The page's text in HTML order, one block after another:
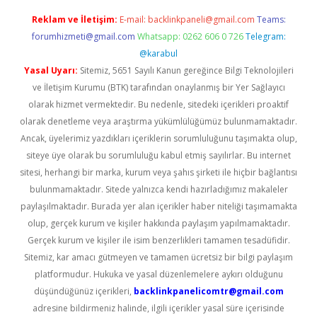
Reklam ve İletişim: E-mail: backlinkpaneli@gmail.com Teams:
forumhizmeti@gmail.com Whatsapp: 0262 606 0 726 Telegram:
@karabul
Yasal Uyarı: Sitemiz, 5651 Sayılı Kanun gereğince Bilgi Teknolojileri
ve İletişim Kurumu (BTK) tarafından onaylanmış bir Yer Sağlayıcı
olarak hizmet vermektedir. Bu nedenle, sitedeki içerikleri proaktif
olarak denetleme veya araştırma yükümlülüğümüz bulunmamaktadır.
Ancak, üyelerimiz yazdıkları içeriklerin sorumluluğunu taşımakta olup,
siteye üye olarak bu sorumluluğu kabul etmiş sayılırlar. Bu internet
sitesi, herhangi bir marka, kurum veya şahıs şirketi ile hiçbir bağlantısı
bulunmamaktadır. Sitede yalnızca kendi hazırladığımız makaleler
paylaşılmaktadır. Burada yer alan içerikler haber niteliği taşımamakta
olup, gerçek kurum ve kişiler hakkında paylaşım yapılmamaktadır.
Gerçek kurum ve kişiler ile isim benzerlikleri tamamen tesadüfidir.
Sitemiz, kar amacı gütmeyen ve tamamen ücretsiz bir bilgi paylaşım
platformudur. Hukuka ve yasal düzenlemelere aykırı olduğunu
düşündüğünüz içerikleri, backlinkpanelicomtr@gmail.com
adresine bildirmeniz halinde, ilgili içerikler yasal süre içerisinde